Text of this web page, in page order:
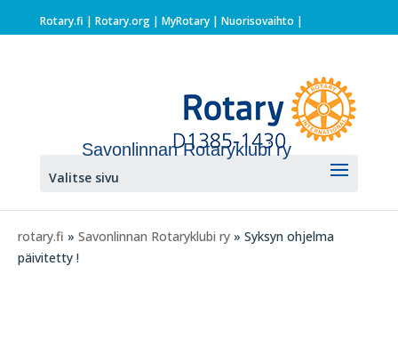
Rotary.fi | Rotary.org| MyRotary | Nuorisovaihto |
Savonlinnan Rotaryklubi ry
Valitse sivu
rotary.fi » Savonlinnan Rotaryklubi ry » Syksyn ohjelma
päivitetty !